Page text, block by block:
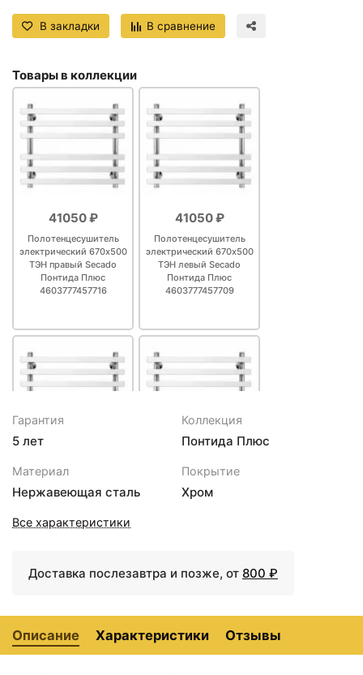
В закладки В сравнение
Товары в коллекции
41050 ₽
Полотенцесушитель
электрический 670х500
ТЭН правый Secado
Понтида Плюс
4603777457716
41050 ₽
Полотенцесушитель
электрический 670х500
ТЭН левый Secado
Понтида Плюс
4603777457709
42160 ₽
Полотенцесушитель
электрический 670х600
Понтида Плюс
42160 ₽
Полотенцесушитель
электрический 670х600
Гарантия
5 лет
Коллекция
Понтида Плюс
Материал
Нержавеющая сталь
Покрытие
Хром
Все характеристики
Доставка послезавтра и позже, от 800 ₽
Описание Характеристики Отзывы